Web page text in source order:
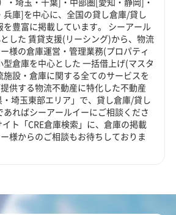
庫]を中心に、全国の貸し倉庫/貸し
豊富に掲載しています。 シーアール
した 賃貸支援(リーシング)から、物流
様の倉庫運営・管理業務(プロパティ
倉庫を中心とした 一括借上げ(マスタ
設・倉庫に関する全てのサービスを
供する物流不動産に特化した不動産
埼玉東部エリア」で、貸し倉庫/貸し
ればシーアールイーにご相談くださ
ト「CRE倉庫検索」に、倉庫の掲載
様からのご相談もお待ちしておりま